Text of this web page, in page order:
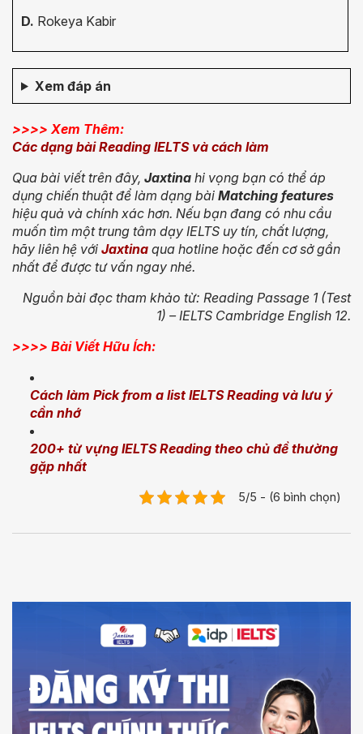
D. Rokeya Kabir
Xem đáp án
>>>> Xem Thêm:
Các dạng bài Reading IELTS và cách làm
Qua bài viết trên đây, Jaxtina hi vọng bạn có thể áp
dụng chiến thuật để làm dạng bài Matching features
hiệu quả và chính xác hơn. Nếu bạn đang có nhu cầu
muốn tìm một trung tâm dạy IELTS uy tín, chất lượng,
hãy liên hệ với Jaxtina qua hotline hoặc đến cơ sở gần
nhất để được tư vấn ngay nhé.
Nguồn bài đọc tham khảo từ: Reading Passage 1 (Test
1) – IELTS Cambridge English 12.
>>>> Bài Viết Hữu Ích:
Cách làm Pick from a list IELTS Reading và lưu ý
cần nhớ
200+ từ vựng IELTS Reading theo chủ đề thường
gặp nhất
5/5 - (6 bình chọn)